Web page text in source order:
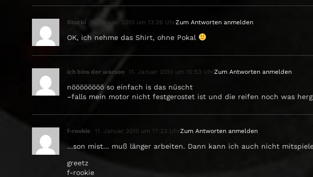
Stocki 11. Januar 2010 um 13:26 UhrZum Antworten anmelden
OK, ich nehme das Shirt, ohne Pokal
ich bins der warson 11. Januar 2010 um 15:53 UhrZum Antworten anmelden
nöööööööö so einfach is das nüscht
–falls mein motor nicht festgerostet ist und die reifen noch was
f-rookie 11. Januar 2010 um 17:23 UhrZum Antworten anmelden
…son mist… muß länger arbeiten. Dann kann ich auch nicht
greetz
f-rookie